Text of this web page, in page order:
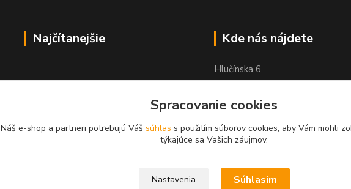
Najčítanejšie Kde nás nájdete
Hlučínska 6
Spracovanie cookies
Náš e-shop a partneri potrebujú Váš súhlas s použitím súborov cookies, aby Vám mohli
týkajúce sa Vašich záujmov.
Nastavenia Súhlasím